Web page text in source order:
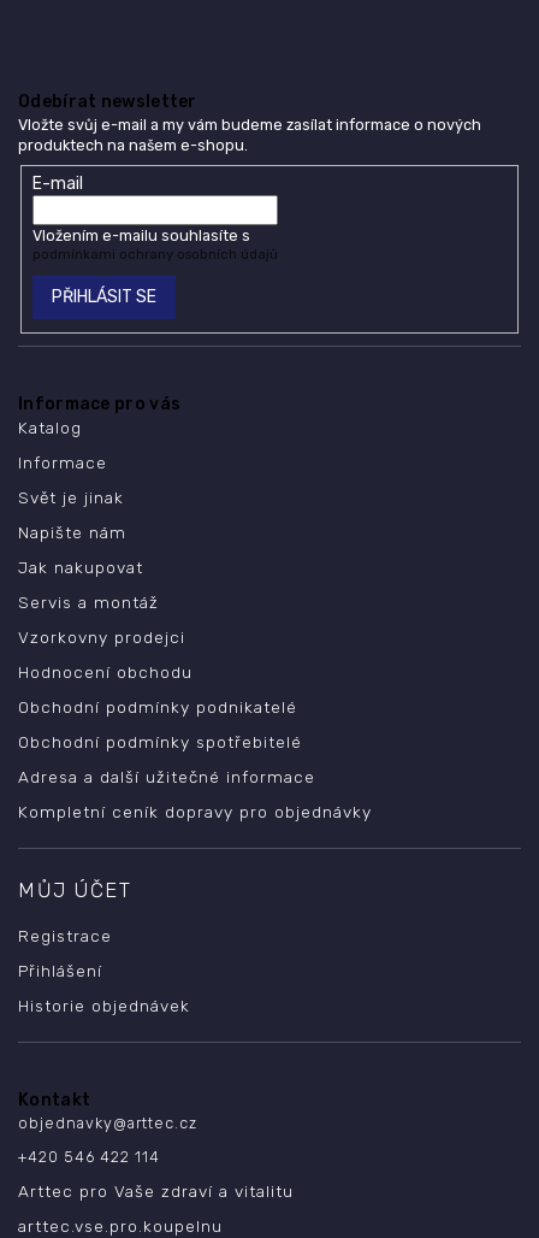
Odebírat newsletter
Vložte svůj e-mail a my vám budeme zasílat informace o nových
produktech na našem e-shopu.
E-mail
Vložením e-mailu souhlasíte s
podmínkami ochrany osobních údajů
PŘIHLÁSIT SE
Informace pro vás
Katalog
Informace
Svět je jinak
Napište nám
Jak nakupovat
Servis a montáž
Vzorkovny prodejci
Hodnocení obchodu
Obchodní podmínky podnikatelé
Obchodní podmínky spotřebitelé
Adresa a další užitečné informace
Kompletní ceník dopravy pro objednávky
MŮJ ÚČET
Registrace
Přihlášení
Historie objednávek
Kontakt
objednavky@arttec.cz
+420 546 422 114
Arttec pro Vaše zdraví a vitalitu
arttec.vse.pro.koupelnu